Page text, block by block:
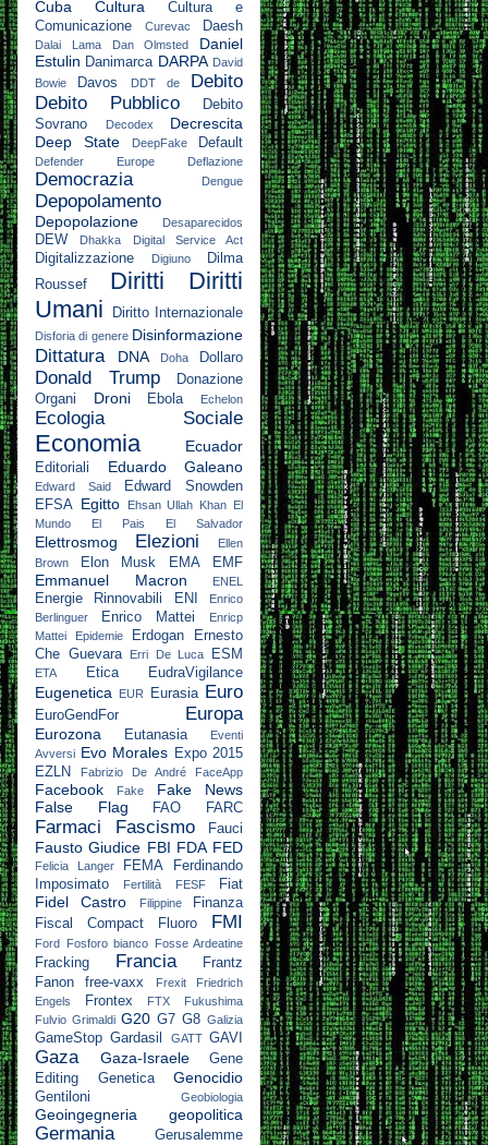
Cuba Cultura
Cultura e
Comunicazione
Curevac Daesh
Dalai Lama Dan Olmsted
Daniel
Estulin Danimarca DARPA David
Bowie
Davos DDT de
Debito
Debito Pubblico
Debito
Sovrano
Decodex
Decrescita
Deep State
DeepFake Default
Defender Europe Deflazione
Democrazia Dengue
Depopolamento
Depopolazione Desaparecidos
DEW Dhakka Digital Service Act
Digitalizzazione Digiuno
Dilma
Roussef
Diritti
Diritti
Umani
Diritto Internazionale
Disforia di genere Disinformazione
Dittatura DNA Doha Dollaro
Donald Trump
Donazione
Organi
Droni Ebola Echelon
Ecologia Sociale
Economia Ecuador
Editoriali Eduardo Galeano
Edward Said
Edward Snowden
EFSA Egitto Ehsan Ullah Khan El
Mundo
El Pais El Salvador
Elettrosmog Elezioni
Ellen
Brown
Elon Musk EMA EMF
Emmanuel Macron ENEL
Energie Rinnovabili ENI
Enrico
Berlinguer
Enrico Mattei
Enricp
Mattei
Epidemie Erdogan
Ernesto
Che Guevara
Erri De Luca ESM
ETA Etica EudraVigilance
Eugenetica EUR Eurasia Euro
EuroGendFor Europa
Eurozona Eutanasia
Eventi
Avversi Evo Morales Expo 2015
EZLN
Fabrizio De André FaceApp
Facebook Fake
Fake News
False Flag
FAO FARC
Farmaci Fascismo Fauci
Fausto Giudice FBI FDA FED
Felicia Langer FEMA
Ferdinando
Imposimato
Fertilità FESF Fiat
Fidel Castro Filippine
Finanza
Fiscal Compact
Fluoro FMI
Ford Fosforo bianco Fosse Ardeatine
Fracking Francia
Frantz
Fanon
free-vaxx Frexit
Friedrich
Engels
Frontex FTX
Fukushima
Fulvio Grimaldi G20 G7 G8 Galizia
GameStop Gardasil GATT GAVI
Gaza Gaza-Israele
Gene
Editing
Genetica Genocidio
Gentiloni Geobiologia
Geoingegneria geopolitica
Germania Gerusalemme